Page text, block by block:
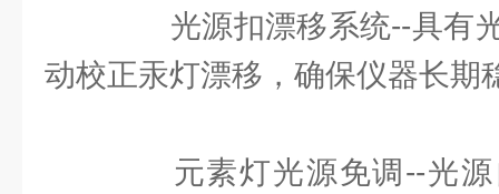
光源扣漂移系统--具有
动校正汞灯漂移，确保仪器长期
元素灯光源免调--光源